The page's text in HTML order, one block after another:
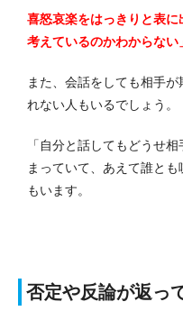
喜怒哀楽をはっきりと表
考えているのかわからない
また、会話をしても相手
れない人もいるでしょう。
「自分と話してもどうせ
まっていて、あえて誰と
もいます。
否定や反論が返っ